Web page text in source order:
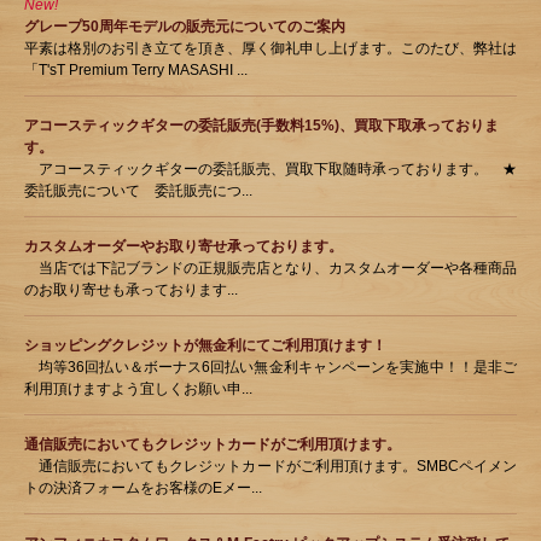
New!
グレープ50周年モデルの販売元についてのご案内
平素は格別のお引き立てを頂き、厚く御礼申し上げます。このたび、弊社は
「T'sT Premium Terry MASASHI ...
アコースティックギターの委託販売(手数料15%)、買取下取承っておりま
す。
アコースティックギターの委託販売、買取下取随時承っております。 ★
委託販売について 委託販売につ...
カスタムオーダーやお取り寄せ承っております。
当店では下記ブランドの正規販売店となり、カスタムオーダーや各種商品
のお取り寄せも承っております...
ショッピングクレジットが無金利にてご利用頂けます！
均等36回払い＆ボーナス6回払い無金利キャンペーンを実施中！！是非ご
利用頂けますよう宜しくお願い申...
通信販売においてもクレジットカードがご利用頂けます。
通信販売においてもクレジットカードがご利用頂けます。SMBCペイメン
トの決済フォームをお客様のEメー...